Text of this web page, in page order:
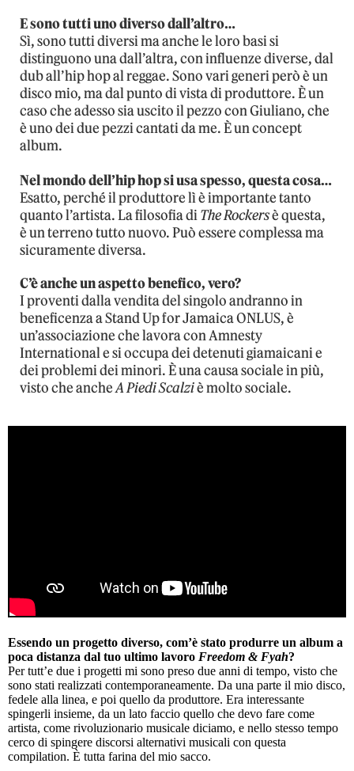
E sono tutti uno diverso dall’altro…
Sì, sono tutti diversi ma anche le loro basi si
distinguono una dall’altra, con influenze diverse, dal
dub all’hip hop al reggae. Sono vari generi però è un
disco mio, ma dal punto di vista di produttore. È un
caso che adesso sia uscito il pezzo con Giuliano, che
è uno dei due pezzi cantati da me. È un concept
album.
Nel mondo dell’hip hop si usa spesso, questa cosa…
Esatto, perché il produttore lì è importante tanto
quanto l’artista. La filosofia diThe Rockersè questa,
è un terreno tutto nuovo. Può essere complessa ma
sicuramente diversa.
C’è anche un aspetto benefico, vero?
I proventi dalla vendita del singolo andranno in
beneficenza a Stand Up for Jamaica ONLUS, è
un’associazione che lavora con Amnesty
International e si occupa dei detenuti giamaicani e
dei problemi dei minori. È una causa sociale in più,
visto che ancheA Piedi Scalziè molto sociale.
Essendo un progetto diverso, com’è stato produrre un album a
poca distanza dal tuo ultimo lavoro Freedom & Fyah?
Per tutt’e due i progetti mi sono preso due anni di tempo, visto che
sono stati realizzati contemporaneamente. Da una parte il mio disco,
fedele alla linea, e poi quello da produttore. Era interessante
spingerli insieme, da un lato faccio quello che devo fare come
artista, come rivoluzionario musicale diciamo, e nello stesso tempo
cerco di spingere discorsi alternativi musicali con questa
compilation. È tutta farina del mio sacco.